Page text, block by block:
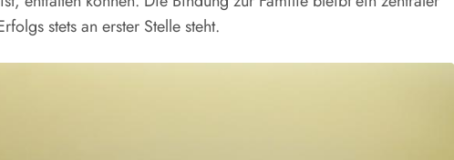
stets an erster Stelle steht.